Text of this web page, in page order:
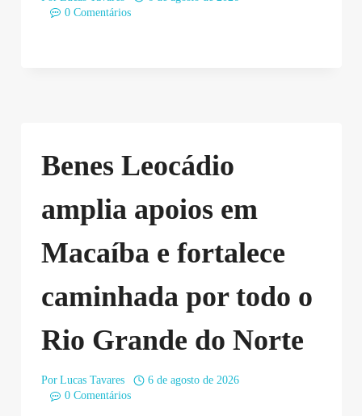
0 Comentários
Benes Leocádio
amplia apoios em
Macaíba e fortalece
caminhada por todo o
Rio Grande do Norte
Por Lucas Tavares
6 de agosto de 2026
0 Comentários